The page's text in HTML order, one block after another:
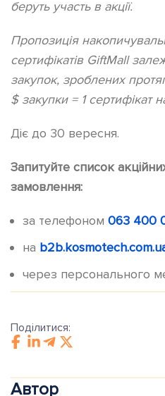
беруть участь в акції.
Пропозиція
сертифікатів GiftMall
закупок, зроблених
$ закупки = 1 сертифікат
Діє до 30 вересня.
Запитуйте список
замовлення:
за телефоном 063 400
на
через персонального
Поділитися:
Автор